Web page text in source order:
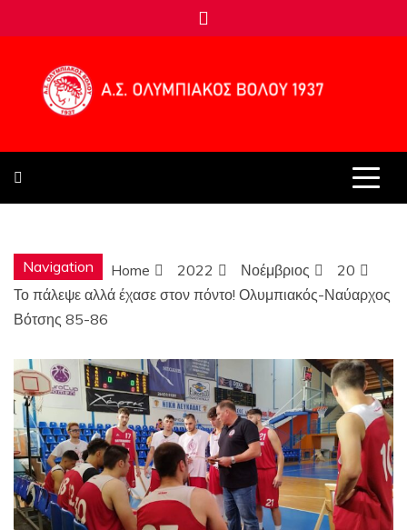
to
Α.Σ.
ΒΟΛΟΥ 1937
Navigation Home 2022 Νοέμβριος
20
Το πάλεψε αλλά έχασε στον πόντο! Ολυμπιακός-Ναύαρχος
Βότσης 85-86